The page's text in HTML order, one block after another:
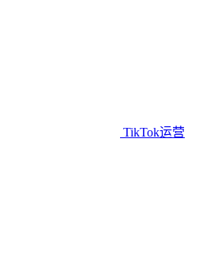
TikTok运营